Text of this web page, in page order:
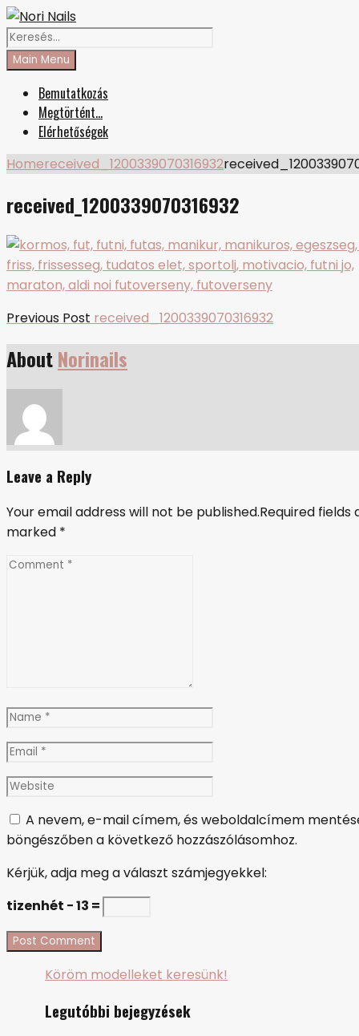
Skip
to
content
Facebook
Instagram
Nori Nails
körmös blog
Search
for:
Main Menu
Bemutatkozás
Megtörtént…
Elérhetőségek
Homereceived_1200339070316932
received_1200339070316932
Bejegyzés
navigáció
Previous Post Previous
received_1200339070316932
AboutNorinails
Leave a Reply
Your email address will not be published.Required fields
marked *
Comment
Name
Email
Website
A nevem, e-mail címem, és weboldalcímem
böngészőben a következő hozzászólásomhoz.
Kérjük, adja meg a választ számjegyekkel:
tizenhét − 13 =
Köröm modelleket keresünk!
Legutóbbi bejegyzések